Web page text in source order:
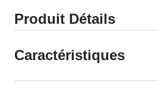
Produit Détails
Caractéristiques